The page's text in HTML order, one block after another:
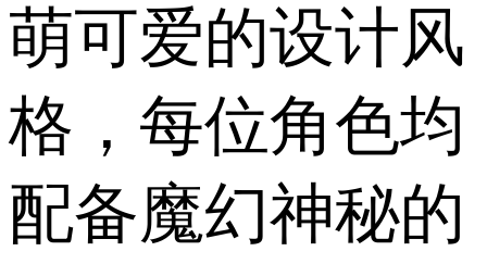
萌可爱的设计风
格，每位角色均
配备魔幻神秘的